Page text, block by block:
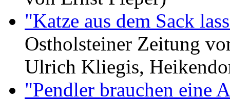
"Katze aus dem Sack
Ostholsteiner Zeitung
Ulrich Kliegis,
"Pendler brauchen eine